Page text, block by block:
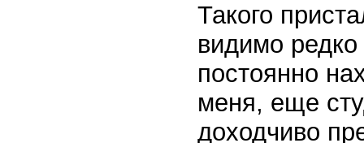
Такого
видимо
постоянно
меня, еще
доходчиво